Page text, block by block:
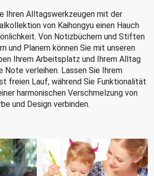
Ihren Alltagswerkzeugen mit der
von Kaihongyu einen Hauch
Von Notizbüchern und Stiften
und Planern können Sie mit unseren
Ihrem Arbeitsplatz und Ihrem Alltag
Note verleihen. Lassen Sie Ihrem
freien Lauf, während Sie Funktionalität
harmonischen Verschmelzung von
und Design verbinden.